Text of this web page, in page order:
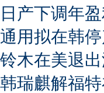
日产下调年
通用拟在韩
铃木在美退
韩瑞麒解福